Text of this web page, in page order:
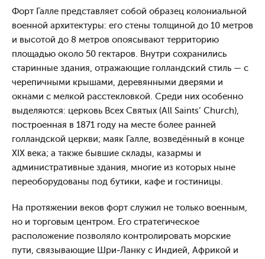
Форт Галле представляет собой образец колониальной
военной архитектуры: его стены толщиной до 10 метров
и высотой до 8 метров опоясывают территорию
площадью около 50 гектаров. Внутри сохранились
старинные здания, отражающие голландский стиль — с
черепичными крышами, деревянными дверями и
окнами с мелкой расстекловкой. Среди них особенно
выделяются: церковь Всех Святых (All Saints’ Church),
построенная в 1871 году на месте более ранней
голландской церкви; маяк Галле, возведённый в конце
XIX века; а также бывшие склады, казармы и
административные здания, многие из которых ныне
переоборудованы под бутики, кафе и гостиницы.
На протяжении веков форт служил не только военным,
но и торговым центром. Его стратегическое
расположение позволяло контролировать морские
пути, связывающие Шри‑Ланку с Индией, Африкой и